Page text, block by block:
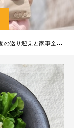
かったので、とても助かりました。ありがとうございました。